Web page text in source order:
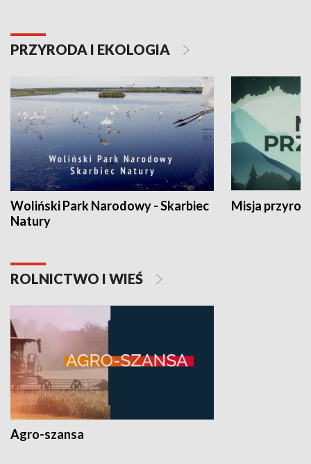
PRZYRODA I EKOLOGIA
Woliński Park Narodowy - Skarbiec
Natury
Misja
ROLNICTWO I WIEŚ
Agro-szansa